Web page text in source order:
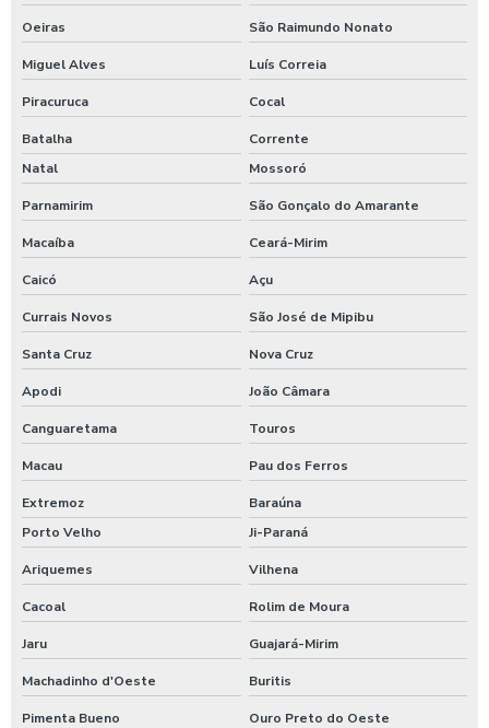
Oeiras São Raimundo Nonato
Miguel Alves Luís Correia
Piracuruca Cocal
Batalha
Corrente
Natal
Mossoró
Parnamirim São Gonçalo do Amarante
Macaíba Ceará-Mirim
Caicó Açu
Currais Novos São José de Mipibu
Santa Cruz Nova Cruz
Apodi João Câmara
Canguaretama Touros
Macau Pau dos Ferros
Extremoz
Baraúna
Porto Velho
Ji-Paraná
Ariquemes Vilhena
Cacoal Rolim de Moura
Jaru Guajará-Mirim
Machadinho d'Oeste Buritis
Pimenta Bueno Ouro Preto do Oeste